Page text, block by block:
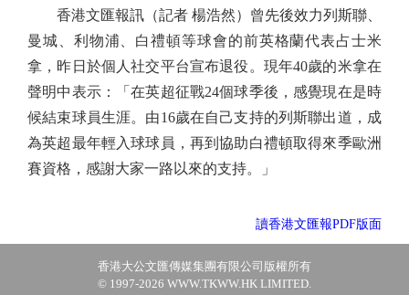
香港文匯報訊（記者 楊浩然）曾先後效力列斯聯、
曼城、利物浦、白禮頓等球會的前英格蘭代表占士米
拿，昨日於個人社交平台宣布退役。現年40歲的米拿在
聲明中表示：「在英超征戰24個球季後，感覺現在是時
候結束球員生涯。由16歲在自己支持的列斯聯出道，成
為英超最年輕入球球員，再到協助白禮頓取得來季歐洲
賽資格，感謝大家一路以來的支持。」
讀香港文匯報PDF版面
香港大公文匯傳媒集團有限公司版權所有
© 1997-2026 WWW.TKWW.HK LIMITED.